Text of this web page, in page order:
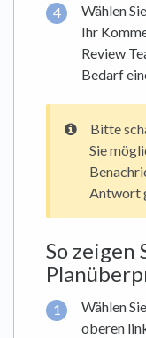
Wählen Sie
Ihr
Review
Bedarf
Bitte
Sie
Antwort
So zeigen
Wählen
oberen